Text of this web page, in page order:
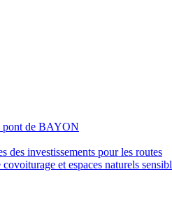
pont de BAYON
des investissements pour les routes
et espaces naturels